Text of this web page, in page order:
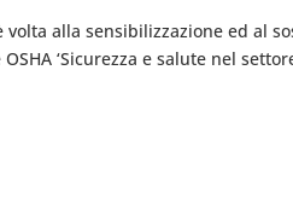
alla sensibilizzazione ed al
‘Sicurezza e salute nel